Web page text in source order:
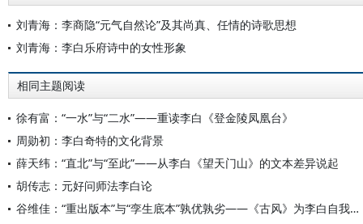
刘青海：李商隐“元气自然论”及其尚真、任情的诗歌思想
刘青海：李白乐府诗中的女性形象
相同主题阅读
徐有富：“一水”与“二水”——重读李白《登金陵凤凰台》
周勋初：李白奇特的文化背景
薛天纬：“直北”与“至此”——从李白《望天门山》的文本差异说起
胡传志：元好问师法李白论
谷维佳：“重出版本”与“孪生底本”孰优孰劣——《古风》为李白自我编修的文本内证